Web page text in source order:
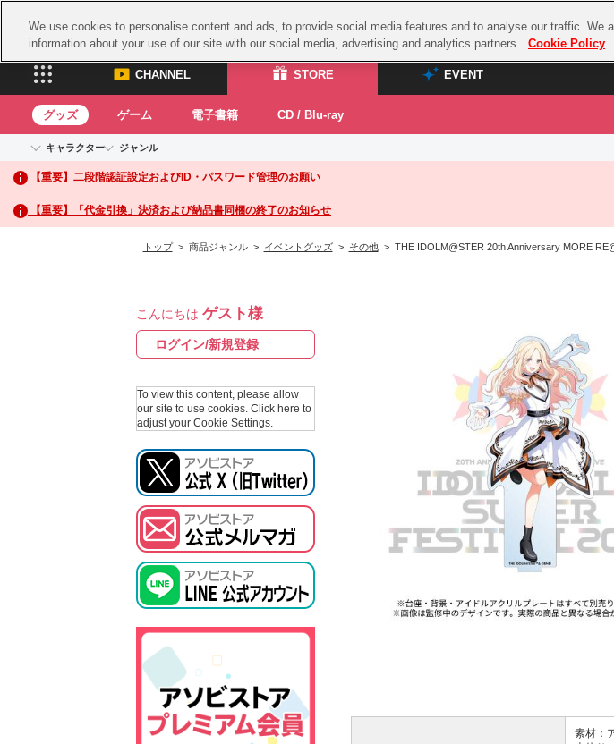
CHANNEL STORE EVENT
CHANNEL
ASOBI CHANNEL TOP
STORE
ASOBI STORE TOP
グッズ
EVENT
ASOBI STAGE
グッズ ゲーム 電子書籍 CD / Blu-ray
キャラクター
アイドルマスターシリーズ
アイドルマスター
アイドルマスター シンデレラガールズ
アイドルマスター ミリオンライブ！
プロジェクトアイマス ヴイアライヴ
テイルズ オブ シリーズ
ラブライブ
ラブライブ
ジャンル
イベントグッズ
トイ・ホビー
【重要】二段階認証設定およびID・パスワード管理のお願い
【重要】「代金引換」決済および納品書同梱の終了のお知らせ
トップ> 商品ジャンル > イベントグッズ> その他> THE IDOLM@STER 20th Anniversary MORE
こんにちは ゲスト様
ログイン/新規登録
To view this content, please allow
our site to use cookies. Click here to
adjust your Cookie Settings.
素材：
We use cookies to personalise content and ads, to provide social media features and to analyse our traffic. We
information about your use of our site with our social media, advertising and analytics partners.
Cookie Policy